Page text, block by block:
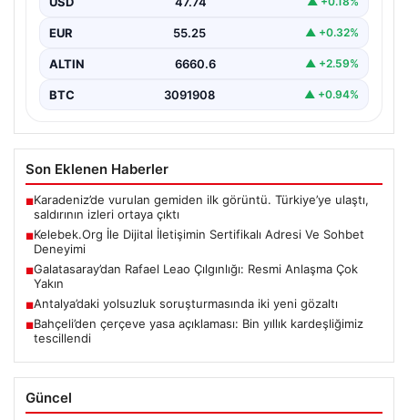
devam ediyor. Sarı-kırmızılılar,…
EUR 55.25 ▲ +0.32%
ALTIN 6660.6 ▲ +2.59%
BTC 3091908 ▲ +0.94%
Son Eklenen Haberler
■Karadeniz’de vurulan gemiden ilk görüntü. Türkiye’ye ulaştı,
saldırının izleri ortaya çıktı
■Kelebek.Org İle Dijital İletişimin Sertifikalı Adresi Ve Sohbet
Deneyimi
■Galatasaray’dan Rafael Leao Çılgınlığı: Resmi Anlaşma Çok
Yakın
■Antalya’daki yolsuzluk soruşturmasında iki yeni gözaltı
■Bahçeli’den çerçeve yasa açıklaması: Bin yıllık kardeşliğimiz
tescillendi
Güncel